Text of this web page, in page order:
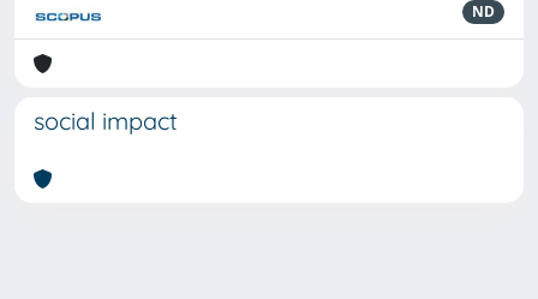
ND
social impact